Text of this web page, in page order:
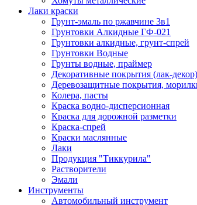
Лаки краски
Грунт-эмаль по ржавчине 3в1
Грунтовки Алкидные ГФ-021
Грунтовки алкидные, грунт-спрей
Грунтовки Водные
Грунты водные, праймер
Декоративные покрытия (лак-декор)
Деревозащитные покрытия,
Колера, пасты
Краска водно-дисперсионная
Краска для дорожной разметки
Краска-спрей
Краски маслянные
Лаки
Продукция "Тиккурила"
Растворители
Эмали
Инструменты
Автомобильный инструмент